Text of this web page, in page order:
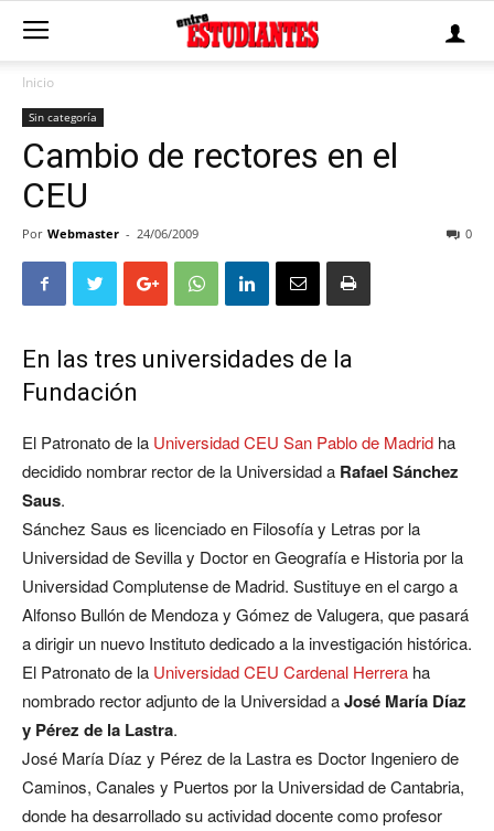
Inicio
Sin categoría
Cambio de rectores en el
CEU
Por Webmaster - 24/06/2009 0
En las tres universidades de la
Fundación
El Patronato de la Universidad CEU San Pablo de Madrid ha
decidido nombrar rector de la Universidad a Rafael Sánchez
Saus.
Sánchez Saus es licenciado en Filosofía y Letras por la
Universidad de Sevilla y Doctor en Geografía e Historia por la
Universidad Complutense de Madrid. Sustituye en el cargo a
Alfonso Bullón de Mendoza y Gómez de Valugera, que pasará
a dirigir un nuevo Instituto dedicado a la investigación histórica.
El Patronato de la Universidad CEU Cardenal Herrera ha
nombrado rector adjunto de la Universidad aJosé María Díaz
y Pérez de la Lastra.
José María Díaz y Pérez de la Lastra es Doctor Ingeniero de
Caminos, Canales y Puertos por la Universidad de Cantabria,
donde ha desarrollado su actividad docente como profesor